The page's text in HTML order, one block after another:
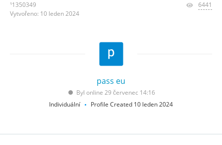
¹1350349
Vytvořeno: 10 leden 2024
6441
pass eu
Byl online 29 červenec 14:16
Individuální
Profile Created 10 leden 2024